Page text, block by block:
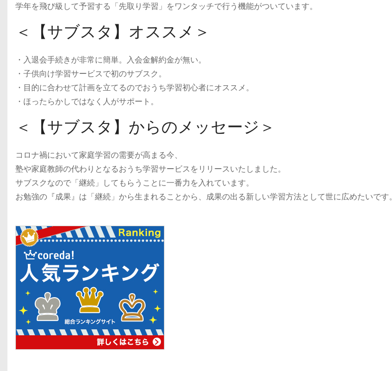
学年を飛び級して予習する「先取り学習」をワンタッチで行う機能がついています。
＜【サブスタ】オススメ＞
・入退会手続きが非常に簡単。入会金解約金が無い。
・子供向け学習サービスで初のサブスク。
・目的に合わせて計画を立てるのでおうち学習初心者にオススメ。
・ほったらかしではなく人がサポート。
＜【サブスタ】からのメッセージ＞
コロナ禍において家庭学習の需要が高まる今、
塾や家庭教師の代わりとなるおうち学習サービスをリリースいたしました。
サブスクなので「継続」してもらうことに一番力を入れています。
お勉強の『成果』は「継続」から生まれることから、成果の出る新しい学習方法として世に広めたいです。